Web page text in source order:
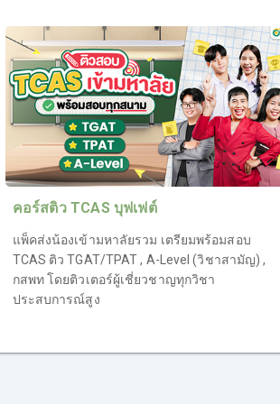
คอร์สติว TCAS บุฟเฟต์
แพ็คส่งน้องเข้ามหาลัยรวม เตรียมพร้อมสอบ
TCAS ติว TGAT/TPAT , A-Level (วิชาสามัญ) ,
กสพท โดยติวเตอร์ผู้เชี่ยวชาญทุกวิชา
ประสบการณ์สูง